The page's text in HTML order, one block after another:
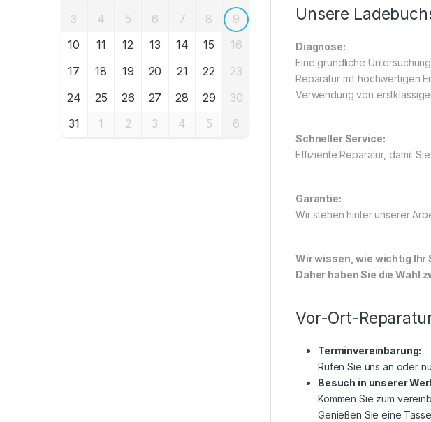
Unsere
Diagnose:
Eine gründliche
Reparatur mit hochwertigen
Verwendung von
Schneller Service:
Effiziente Reparatur, damit
Garantie:
Wir stehen hinter unserer
Wir wissen, wie wichtig Ihr
Daher haben Sie die Wahl
Vor-Ort-
Terminvereinbarung:
Rufen Sie uns an oder
Besuch in unserer
Kommen Sie zum
Genießen Sie eine
3
4 5 6 7 8
9
10
11 12 13 14 15
16
17
18 19 20 21 22
23
24
25 26 27 28 29
30
31
1 2 3 4 5 6